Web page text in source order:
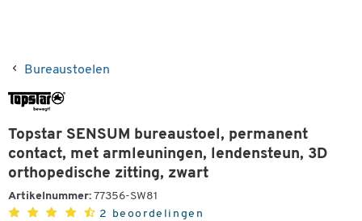
Bureaustoelen
Topstar SENSUM bureaustoel, permanent
contact, met armleuningen, lendensteun, 3D
orthopedische zitting, zwart
Artikelnummer: 77356-SW81
2 beoordelingen